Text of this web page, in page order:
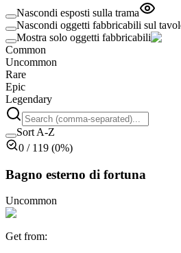
Nascondi esposti sulla trama
Nascondi oggetti fabbricabili sul
Mostra solo oggetti fabbricabili
Common
Uncommon
Rare
Epic
Legendary
Sort A-Z
0 / 119 (0%)
Bagno esterno di fortuna
Uncommon
Get from: